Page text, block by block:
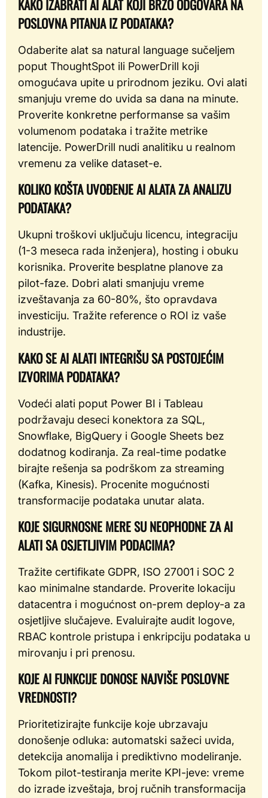
KAKO IZABRATI AI ALAT KOJI BRZO ODGOVARA NA
POSLOVNA PITANJA IZ PODATAKA?
Odaberite alat sa natural language sučeljem
poput ThoughtSpot ili PowerDrill koji
omogućava upite u prirodnom jeziku. Ovi alati
smanjuju vreme do uvida sa dana na minute.
Proverite konkretne performanse sa vašim
volumenom podataka i tražite metrike
latencije. PowerDrill nudi analitiku u realnom
vremenu za velike dataset-e.
KOLIKO KOŠTA UVOĐENJE AI ALATA ZA ANALIZU
PODATAKA?
Ukupni troškovi uključuju licencu, integraciju
(1-3 meseca rada inženjera), hosting i obuku
korisnika. Proverite besplatne planove za
pilot-faze. Dobri alati smanjuju vreme
izveštavanja za 60-80%, što opravdava
investiciju. Tražite reference o ROI iz vaše
industrije.
KAKO SE AI ALATI INTEGRIŠU SA POSTOJEĆIM
IZVORIMA PODATAKA?
Vodeći alati poput Power BI i Tableau
podržavaju deseci konektora za SQL,
Snowflake, BigQuery i Google Sheets bez
dodatnog kodiranja. Za real-time podatke
birajte rešenja sa podrškom za streaming
(Kafka, Kinesis). Procenite mogućnosti
transformacije podataka unutar alata.
KOJE SIGURNOSNE MERE SU NEOPHODNE ZA AI
ALATI SA OSJETLJIVIM PODACIMA?
Tražite certifikate GDPR, ISO 27001 i SOC 2
kao minimalne standarde. Proverite lokaciju
datacentra i mogućnost on-prem deploy-a za
osjetljive slučajeve. Evaluirajte audit logove,
RBAC kontrole pristupa i enkripciju podataka u
mirovanju i pri prenosu.
KOJE AI FUNKCIJE DONOSE NAJVIŠE POSLOVNE
VREDNOSTI?
Prioritetizirajte funkcije koje ubrzavaju
donošenje odluka: automatski sažeci uvida,
detekcija anomalija i prediktivno modeliranje.
Tokom pilot-testiranja merite KPI-jeve: vreme
do izrade izveštaja, broj ručnih transformacija